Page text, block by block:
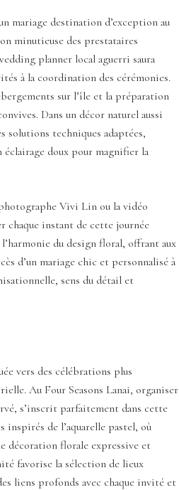
mariage destination d’exception au
minutieuse des prestataires
planner local aguerri saura
à la coordination des cérémonies.
sur l’île et la préparation
Dans un décor naturel aussi
solutions techniques adaptées,
éclairage doux pour magnifier la
Vivi Lin ou la vidéo
chaque instant de cette journée
du design floral, offrant aux
d’un mariage chic et personnalisé à
sens du détail et
vers des célébrations plus
Au Four Seasons Lanai, organiser
s’inscrit parfaitement dans cette
inspirés de l’aquarelle pastel, où
décoration florale expressive et
favorise la sélection de lieux
liens profonds avec chaque invité et